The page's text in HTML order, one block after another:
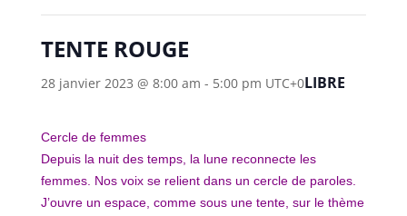
TENTE ROUGE
28 janvier 2023 @ 8:00 am - 5:00 pm UTC+0LIBRE
Cercle de femmes
Depuis la nuit des temps, la lune reconnecte les
femmes. Nos voix se relient dans un cercle de paroles.
J’ouvre un espace, comme sous une tente, sur le thème